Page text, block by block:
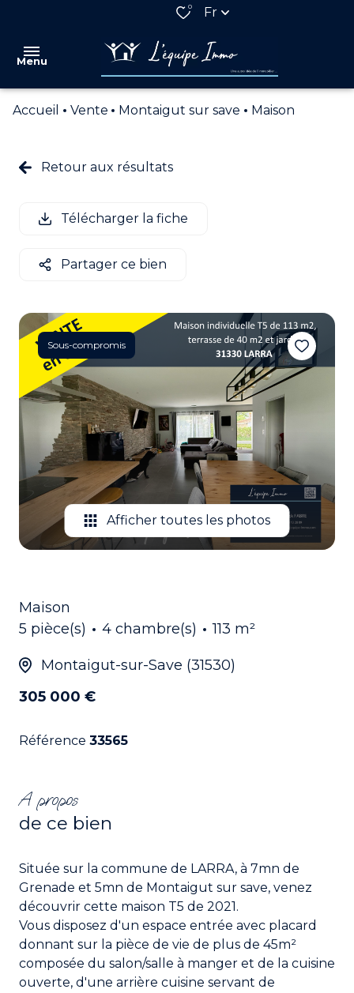
0 Fr
Menu
NOUS
NOS
PARTENAIRES
ALERTE
EMAIL
CONTACTEZ
NOUS
Accueil Vente Montaigut sur save Maison
Retour aux résultats
Télécharger la fiche
Partager ce bien
Sous-compromis
Afficher toutes les photos
Maison
5 pièce(s)
4 chambre(s) 113 m²
Montaigut-sur-Save (31530)
305 000 €
Référence 33565
A propos
de ce bien
Située sur la commune de LARRA, à 7mn de
Grenade et 5mn de Montaigut sur save, venez
découvrir cette maison T5 de 2021.
Vous disposez d'un espace entrée avec placard
donnant sur la pièce de vie de plus de 45m²
composée du salon/salle à manger et de la cuisine
ouverte, d'une arrière cuisine servant de